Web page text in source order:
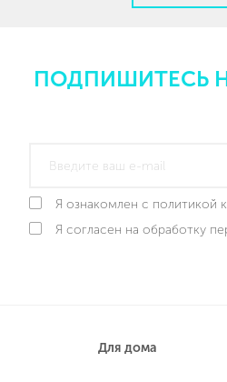
а также часто
создания комфортного
время года.
ПОДПИШИТЕСЬ
Я ознакомлен с политикой
Я согласен на обработку
Для дома